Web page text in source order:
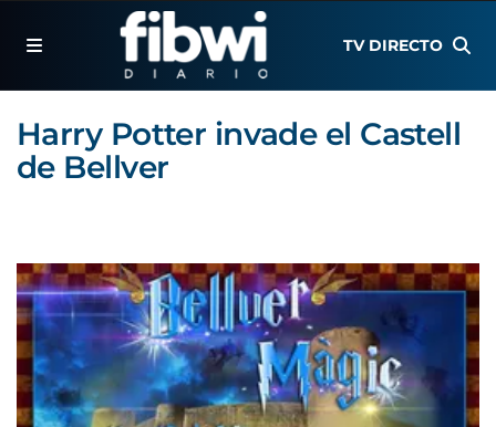
TV DIRECTO
Harry Potter invade el Castell
de Bellver